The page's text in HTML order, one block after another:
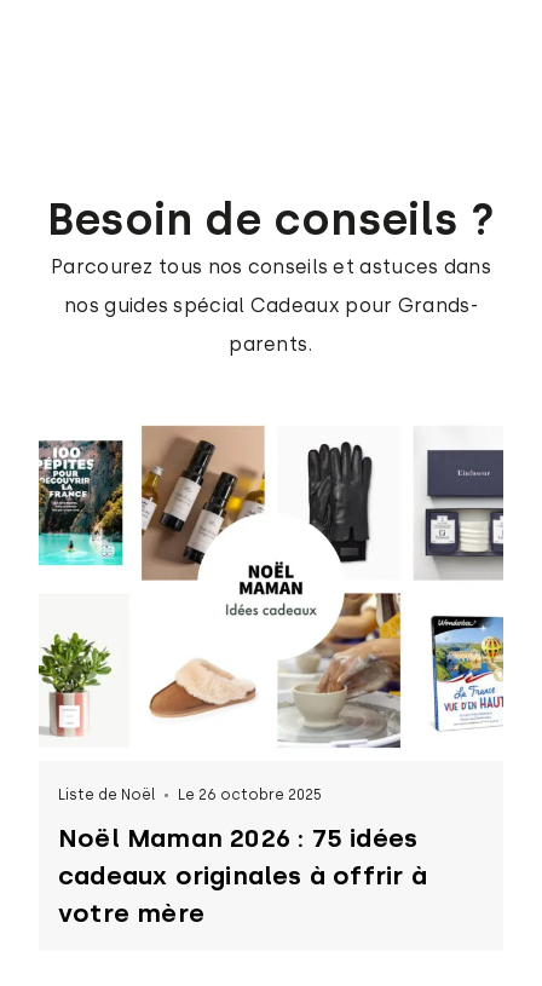
Besoin de conseils ?
Parcourez tous nos conseils et astuces dans
nos guides spécial Cadeaux pour Grands-
parents.
Liste de Noël Le 26 octobre 2025
Noël Maman 2026 : 75 idées
cadeaux originales à offrir à
votre mère